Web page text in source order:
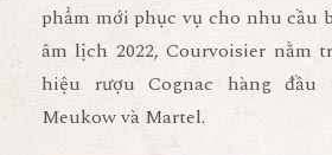
phẩm mới phục vụ cho nhu cầu
âm lịch 2022, Courvoisier nằm
hiệu rượu Cognac hàng
Meukow và Martel.